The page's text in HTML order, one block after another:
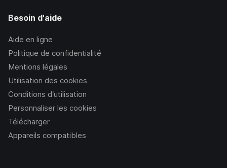
Besoin d'aide
Aide en ligne
Politique de confidentialité
Mentions légales
Utilisation des cookies
Conditions d’utilisation
Personnaliser les cookies
Télécharger
Appareils compatibles